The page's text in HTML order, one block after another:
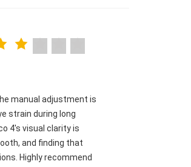
manual adjustment is
strain during long
4's visual clarity is
and finding that
Highly recommend